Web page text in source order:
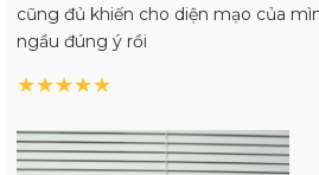
cũng đủ khiến cho diện mạo của
ngầu đúng ý rồi
★★★★★